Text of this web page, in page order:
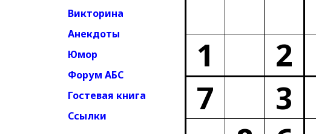
Викторина
Анекдоты
Юмор
Форум АБС
Гостевая книга
Ссылки
1
2
7
3